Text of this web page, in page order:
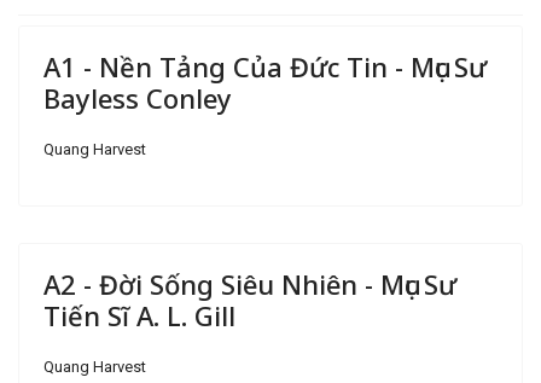
A1 - Nền Tảng Của Đức Tin - Mục Sư
Bayless Conley
Quang Harvest
A2 - Đời Sống Siêu Nhiên - Mục Sư
Tiến Sĩ A. L. Gill
Quang Harvest